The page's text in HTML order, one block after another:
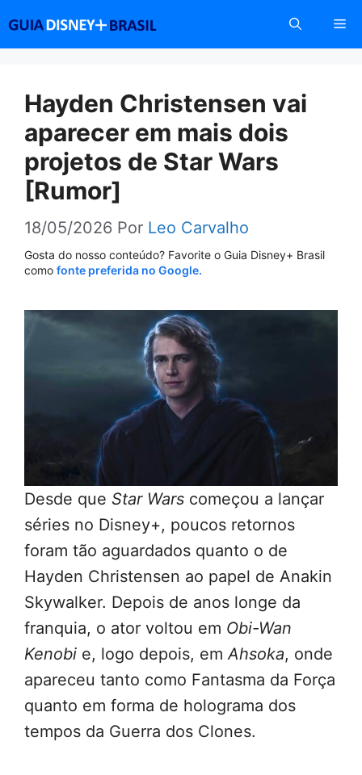
conteúdo
Hayden Christensen vai
aparecer em mais dois
projetos de Star Wars
[Rumor]
18/05/2026 Por Leo Carvalho
Gosta do nosso conteúdo? Favorite o Guia Disney+ Brasil
como fonte preferida no Google.
Desde que Star Wars começou a lançar
séries no Disney+, poucos retornos
foram tão aguardados quanto o de
Hayden Christensen ao papel de Anakin
Skywalker. Depois de anos longe da
franquia, o ator voltou em Obi-Wan
Kenobi e, logo depois, emAhsoka, onde
apareceu tanto como Fantasma da Força
quanto em forma de holograma dos
tempos da Guerra dos Clones.